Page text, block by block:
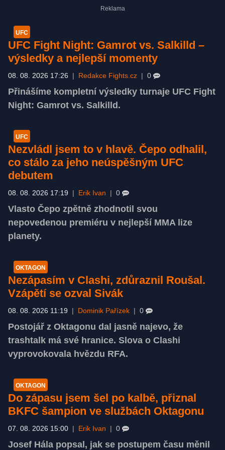
UFC
UFC Fight Night: Gamrot vs. Salkilld –
výsledky a nejlepší momenty
08. 08. 2026 17:26 Redakce Fights.cz 0
Přinášíme kompletní výsledky turnaje UFC Fight
Night: Gamrot vs. Salkilld.
UFC
Nezvládl jsem to v hlavě. Čepo odhalil,
co stálo za jeho neúspěšným UFC
debutem
08. 08. 2026 17:19 Erik Ivan 0
Vlasto Čepo zpětně zhodnotil svou
nepovedenou premiéru v nejlepší MMA lize
planety.
OKTAGON
Nezápasím v Clashi, zdůraznil Roušal.
Vzápětí se ozval Sivák
08. 08. 2026 11:19 Dominik Pařízek 0
Postojář z Oktagonu dal jasně najevo, že
trashtalk má své hranice. Slova o Clashi
vyprovokovala hvězdu RFA.
OKTAGON
Do zápasu jsem šel po kalbě, přiznal
BKFC šampion ve službách Oktagonu
07. 08. 2026 15:00 Erik Ivan 0
Josef Hála popsal, jak se postupem času měnil